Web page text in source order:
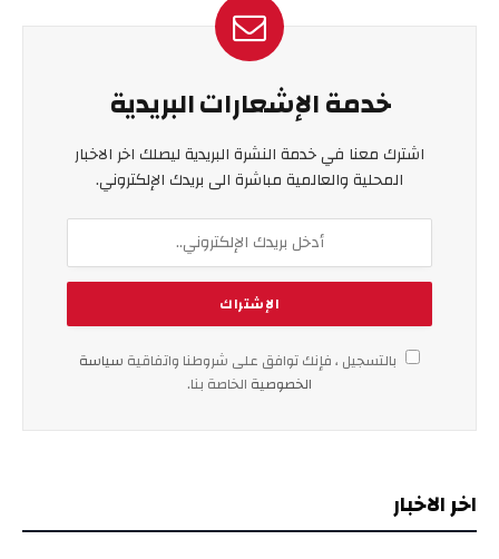
خدمة الإشعارات البريدية
اشترك معنا في خدمة النشرة البريدية ليصلك اخر الاخبار
المحلية والعالمية مباشرة الى بريدك الإلكتروني.
بالتسجيل ، فإنك توافق على شروطنا واتفاقية سياسة
الخصوصية الخاصة بنا.
اخر الاخبار